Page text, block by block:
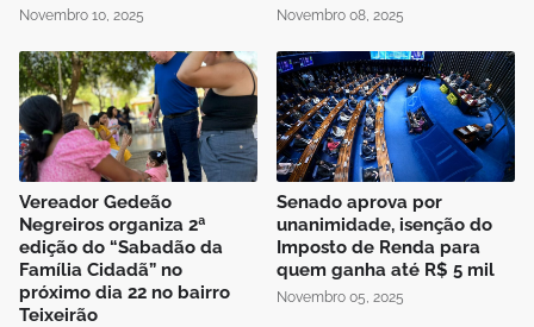
Novembro 10, 2025 Novembro 08, 2025
Vereador Gedeão
Negreiros organiza 2ª
edição do “Sabadão da
Família Cidadã” no
próximo dia 22 no bairro
Teixeirão
Senado aprova por
unanimidade, isenção do
Imposto de Renda para
quem ganha até R$ 5 mil
Novembro 05, 2025